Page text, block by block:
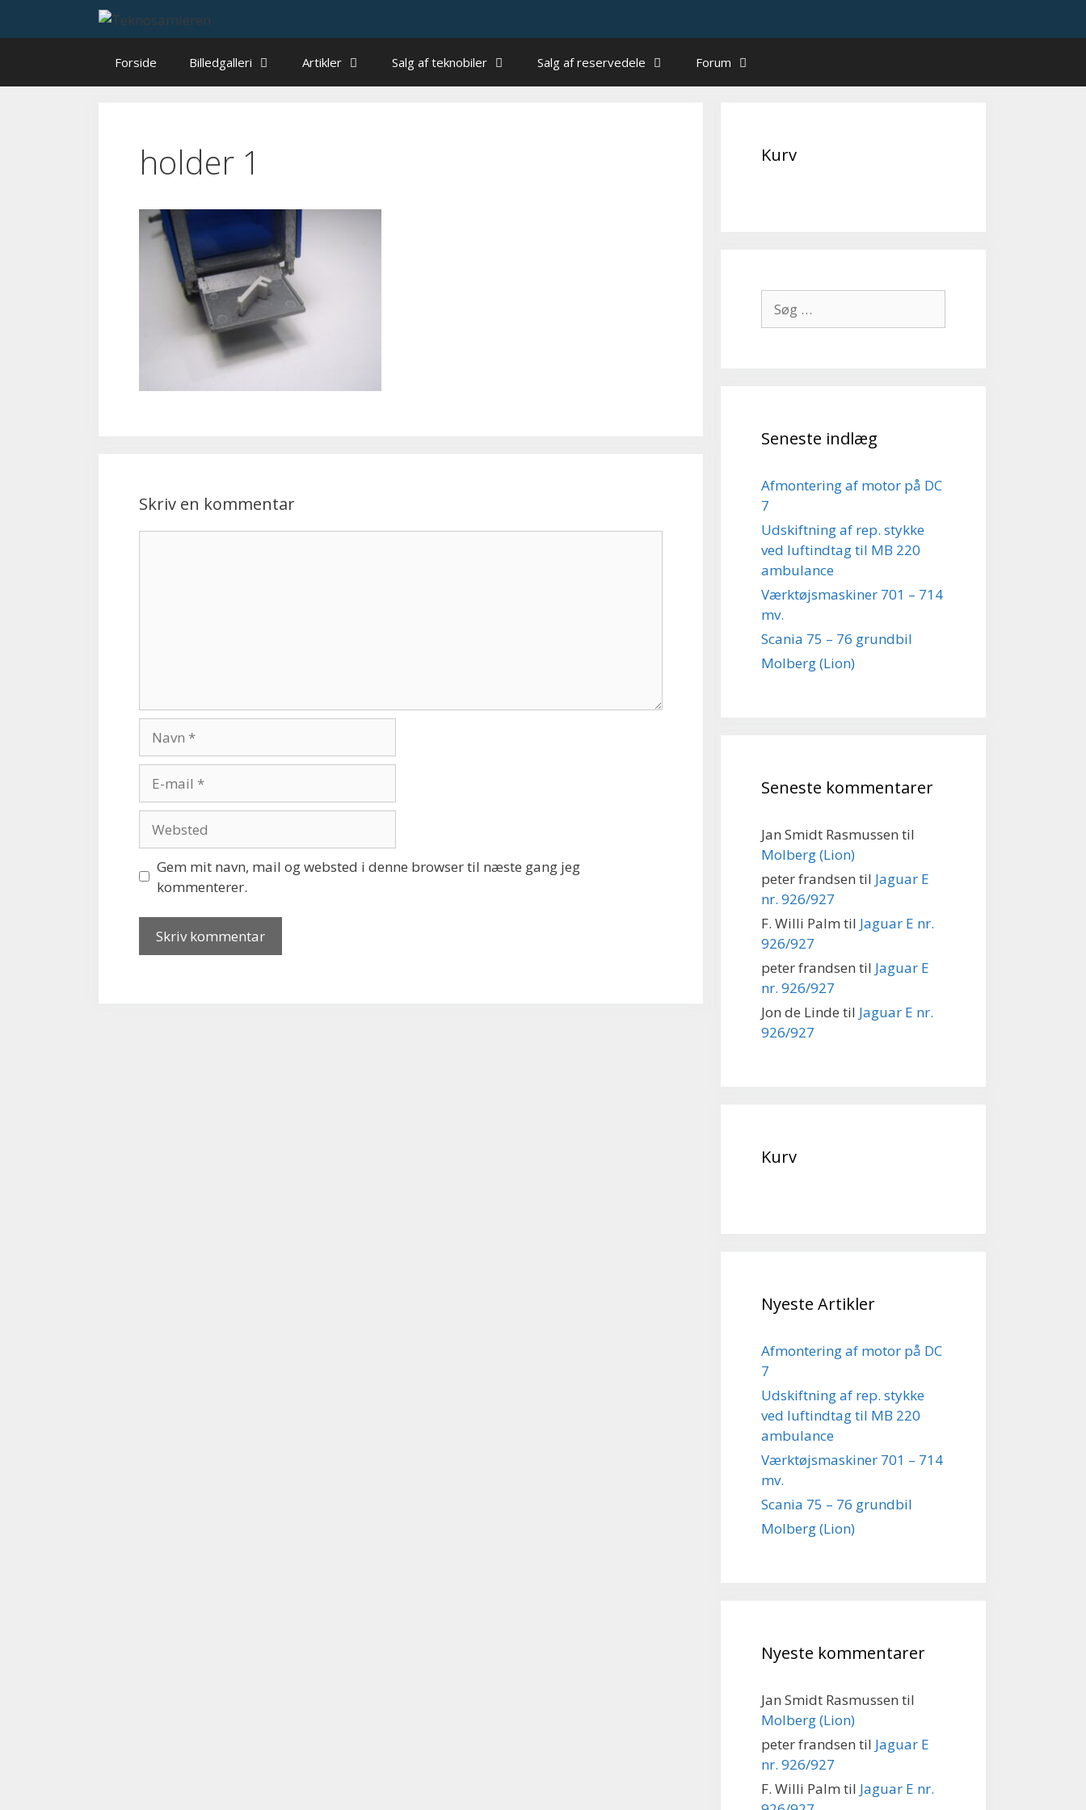
Forside Billedgalleri Artikler Salg af teknobiler Salg af reservedele Forum
holder 1
Skriv en kommentar
mail
Gem mit navn, mail og websted i denne browser til næste gang jeg
kommenterer.
Kurv
efter:
Seneste indlæg
Afmontering af motor på DC
7
Udskiftning af rep. stykke
ved luftindtag til MB 220
ambulance
Værktøjsmaskiner 701 – 714
mv.
Scania 75 – 76 grundbil
Molberg (Lion)
Seneste kommentarer
Jan Smidt Rasmussen til
Molberg (Lion)
peter frandsen til Jaguar E
nr. 926/927
F. Willi Palm til Jaguar E nr.
926/927
peter frandsen til Jaguar E
nr. 926/927
Jon de Linde til Jaguar E nr.
926/927
Kurv
Nyeste Artikler
Afmontering af motor på DC
7
Udskiftning af rep. stykke
ved luftindtag til MB 220
ambulance
Værktøjsmaskiner 701 – 714
mv.
Scania 75 – 76 grundbil
Molberg (Lion)
Nyeste kommentarer
Jan Smidt Rasmussen til
Molberg (Lion)
peter frandsen til Jaguar E
nr. 926/927
F. Willi Palm til Jaguar E nr.